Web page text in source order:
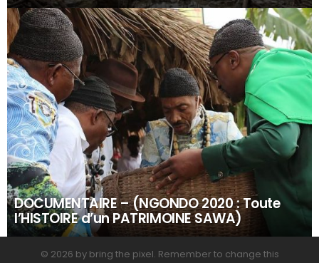
DOCUMENTAIRE – (NGONDO 2020 : Toute
l’HISTOIRE d’un PATRIMOINE SAWA)
© 2026 by bring the pixel. Remember to change this